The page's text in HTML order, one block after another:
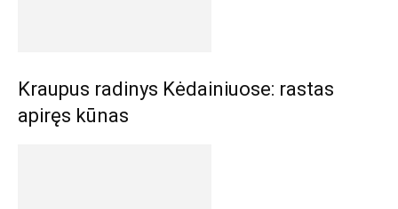
Kraupus radinys Kėdainiuose: rastas
apiręs kūnas